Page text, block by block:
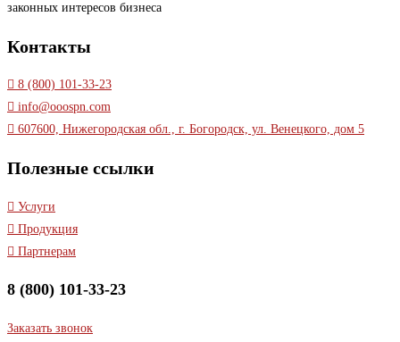
законных интересов бизнеса
Контакты
8 (800) 101-33-23
info@ooospn.com
607600, Нижегородская обл., г. Богородск, ул. Венецкого, дом 5
Полезные ссылки
Услуги
Продукция
Партнерам
8 (800) 101-33-23
Заказать звонок